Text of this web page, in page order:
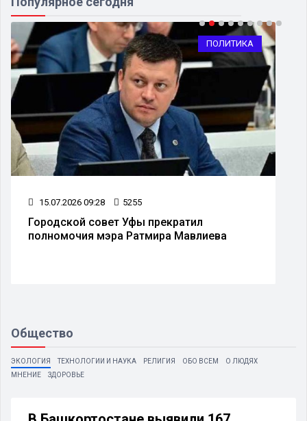
ПОЛИТИКА
15.07.2026 09:28 5255
Городской совет Уфы прекратил
полномочия мэра Ратмира Мавлиева
Общество
ЭКОЛОГИЯ ТЕХНОЛОГИИ И НАУКА РЕЛИГИЯ ОБО ВСЕМ
О ЛЮДЯХ
МНЕНИЕ
ЗДОРОВЬЕ